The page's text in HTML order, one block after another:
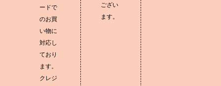
ードで
のお買
い物に
対応し
ており
ます。
クレジ
ござい
ます。